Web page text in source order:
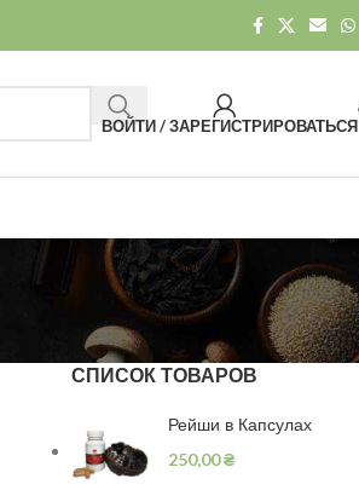
ВОЙТИ / ЗАРЕГИСТРИРОВАТЬСЯ
СПИСОК ТОВАРОВ
Рейши в Капсулах
250,00₴